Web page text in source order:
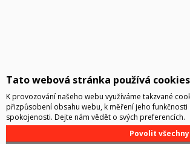
Tato webová stránka používá cookies
K provozování našeho webu využíváme takzvané
přizpůsobení obsahu webu, k měření jeho
spokojenosti. Dejte nám vědět o svých preferencích.
Povolit